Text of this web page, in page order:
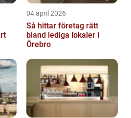
04 april 2026
Så hittar företag rätt
bland lediga lokaler i
Örebro